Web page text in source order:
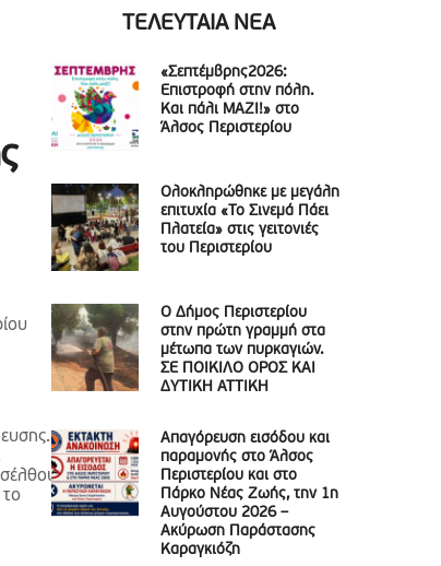
ΤΕΛΕΥΤΑΙΑ ΝΕΑ
«Σεπτέμβρης2026:
Επιστροφή στην πόλη.
Και πάλι ΜΑΖΙ!» στο
Άλσος Περιστερίου
Ολοκληρώθηκε με μεγάλη
επιτυχία «Το Σινεμά Πάει
Πλατεία» στις γειτονιές
του Περιστερίου
Ο Δήμος Περιστερίου
στην πρώτη γραμμή στα
μέτωπα των πυρκαγιών.
ΣΕ ΠΟΙΚΙΛΟ ΟΡΟΣ ΚΑΙ
ΔΥΤΙΚΗ ΑΤΤΙΚΗ
Απαγόρευση εισόδου και
παραμονής στο Άλσος
Περιστερίου και στο
Πάρκο Νέας Ζωής, την 1η
Αυγούστου 2026 –
Ακύρωση Παράστασης
Καραγκιόζη